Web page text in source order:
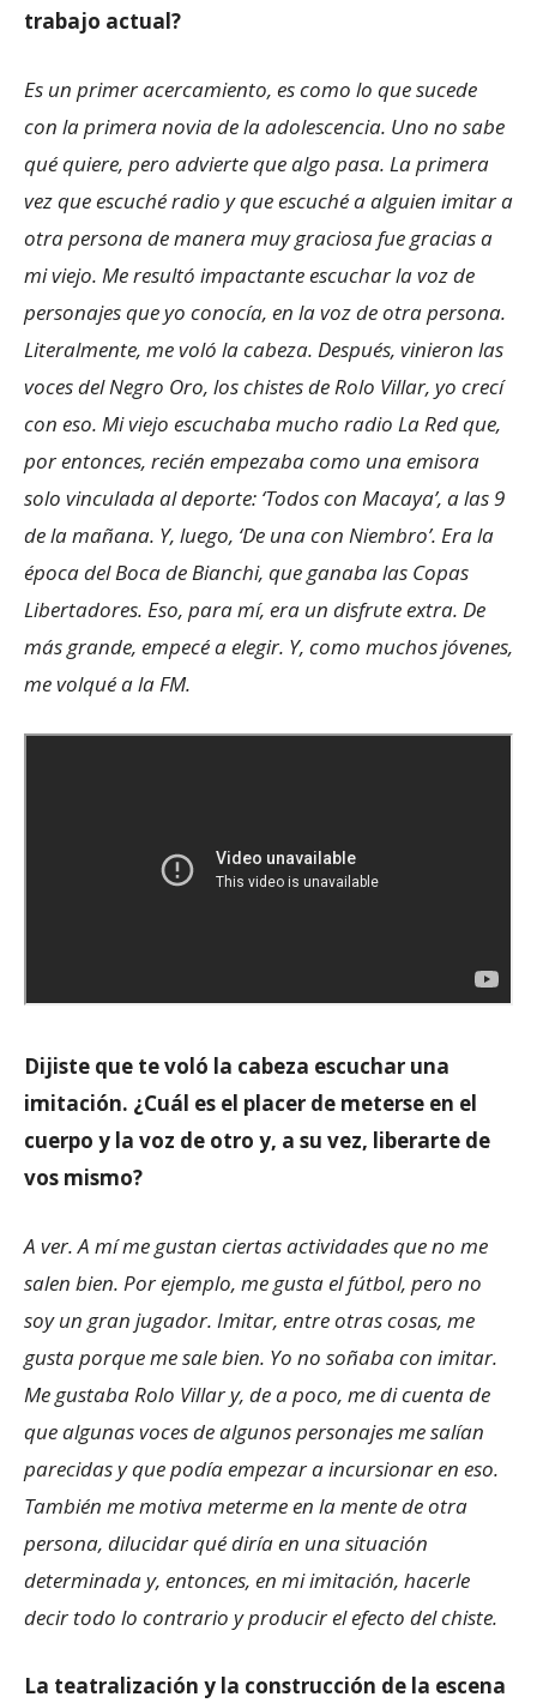
trabajo actual?
Es un primer acercamiento, es como lo que sucede
con la primera novia de la adolescencia. Uno no sabe
qué quiere, pero advierte que algo pasa. La primera
vez que escuché radio y que escuché a alguien imitar a
otra persona de manera muy graciosa fue gracias a
mi viejo. Me resultó impactante escuchar la voz de
personajes que yo conocía, en la voz de otra persona.
Literalmente, me voló la cabeza. Después, vinieron las
voces del Negro Oro, los chistes de Rolo Villar, yo crecí
con eso. Mi viejo escuchaba mucho radio La Red que,
por entonces, recién empezaba como una emisora
solo vinculada al deporte: ‘Todos con Macaya’, a las 9
de la mañana. Y, luego, ‘De una con Niembro’. Era la
época del Boca de Bianchi, que ganaba las Copas
Libertadores. Eso, para mí, era un disfrute extra. De
más grande, empecé a elegir. Y, como muchos jóvenes,
me volqué a la FM.
Dijiste que te voló la cabeza escuchar una
imitación. ¿Cuál es el placer de meterse en el
cuerpo y la voz de otro y, a su vez, liberarte de
vos mismo?
A ver. A mí me gustan ciertas actividades que no me
salen bien. Por ejemplo, me gusta el fútbol, pero no
soy un gran jugador. Imitar, entre otras cosas, me
gusta porque me sale bien. Yo no soñaba con imitar.
Me gustaba Rolo Villar y, de a poco, me di cuenta de
que algunas voces de algunos personajes me salían
parecidas y que podía empezar a incursionar en eso.
También me motiva meterme en la mente de otra
persona, dilucidar qué diría en una situación
determinada y, entonces, en mi imitación, hacerle
decir todo lo contrario y producir el efecto del chiste.
La teatralización y la construcción de la escena